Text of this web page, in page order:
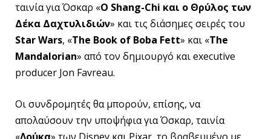
ταινία για Όσκαρ «O Shang-Chi και ο Θρύλος των
Δέκα Δαχτυλιδιών» και τις διάσημες σειρές του
StarWars, «The Book of Boba Fett» και «The
Mandalorian» από τον δημιουργό και executive
producer Jon Favreau.
Οι συνδρομητές θα μπορούν, επίσης, να
απολαύσουν την υποψήφια για Όσκαρ, ταινία